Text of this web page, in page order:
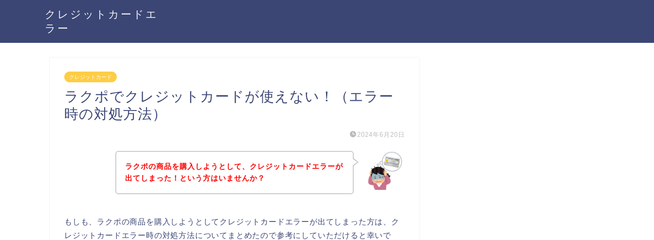
クレジットカードエ
ラー
クレジットカード
ラクポでクレジットカードが使えない！（エラー
時の対処方法）
2024年6月20日
ラクポの商品を購入しようとして、クレジットカードエラーが
出てしまった！という方はいませんか？
もしも、ラクポの商品を購入しようとしてクレジットカードエラーが出てしまった方は、ク
レジットカードエラー時の対処方法についてまとめたので参考にしていただけると幸いで